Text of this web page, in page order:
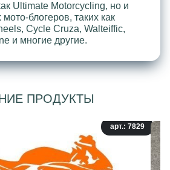
Ultimate Motorcycling, но и
блогеров, таких как
Cycle Cruza, Walteiffic,
и многие другие.
ПРОДУКТЫ
арт.: 7829